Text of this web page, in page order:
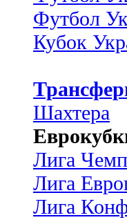
Футбол
Кубок
Шахтера
Лига
Лига
Лига